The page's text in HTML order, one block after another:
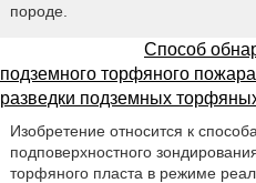
породе.
Способ
подземного торфяного
разведки подземных
Изобретение относится к
подповерхностного
торфяного пласта в режиме